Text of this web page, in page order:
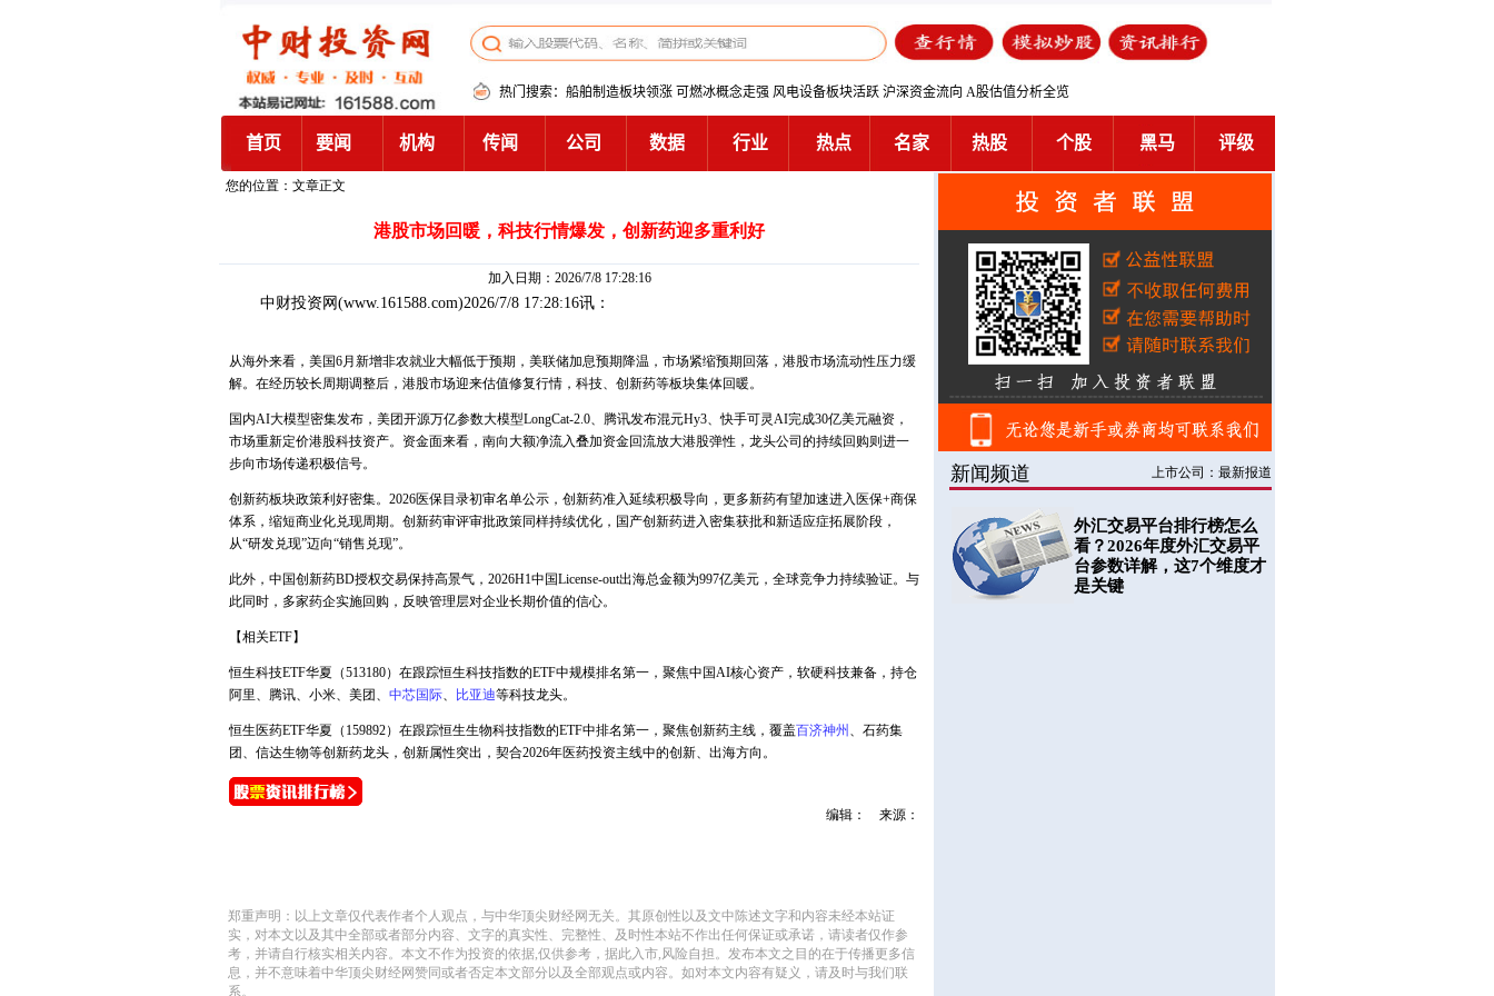
您的位置：文章正文
港股市场回暖，科技行情爆发，创新药迎多重利好
加入日期：2026/7/8 17:28:16
中财投资网 (www.161588.com)2026/7/8 17:28:16讯：
从海外来看，美国6月新增非农就业大幅低于预期，美联储加息预期降温，市场紧缩预期回落，港股市场流动性压力缓
解。在经历较长周期调整后，港股市场迎来估值修复行情，科技、创新药等板块集体回暖。
国内AI大模型密集发布，美团开源万亿参数大模型LongCat-2.0、腾讯发布混元Hy3、快手可灵AI完成30亿美元融资，
市场重新定价港股科技资产。资金面来看，南向大额净流入叠加资金回流放大港股弹性，龙头公司的持续回购则进一
步向市场传递积极信号。
创新药板块政策利好密集。2026医保目录初审名单公示，创新药准入延续积极导向，更多新药有望加速进入医保+商保
体系，缩短商业化兑现周期。创新药审评审批政策同样持续优化，国产创新药进入密集获批和新适应症拓展阶段，
从“研发兑现”迈向“销售兑现”。
此外，中国创新药BD授权交易保持高景气，2026H1中国License-out出海总金额为997亿美元，全球竞争力持续验证。与
此同时，多家药企实施回购，反映管理层对企业长期价值的信心。
【相关ETF】
恒生科技ETF华夏（513180）在跟踪恒生科技指数的ETF中规模排名第一，聚焦中国AI核心资产，软硬科技兼备，持仓
阿里、腾讯、小米、美团、 中芯国际、 比亚迪等科技龙头。
恒生医药ETF华夏（159892）在跟踪恒生生物科技指数的ETF中排名第一，聚焦创新药主线，覆盖百济神州 、石药集
团、信达生物等创新药龙头，创新属性突出，契合2026年医药投资主线中的创新、出海方向。
编辑： 来源：